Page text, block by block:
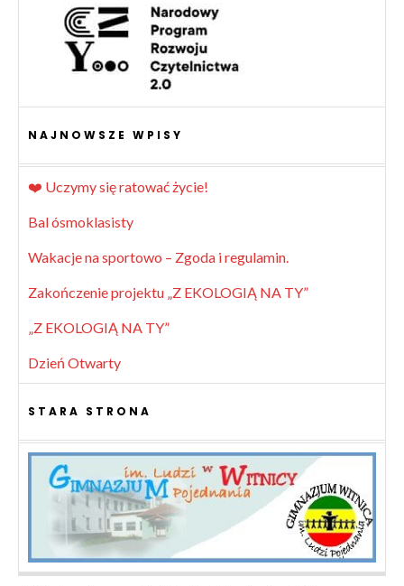
NAJNOWSZE WPISY
❤️ Uczymy się ratować życie!
Bal ósmoklasisty
Wakacje na sportowo – Zgoda i regulamin.
Zakończenie projektu „Z EKOLOGIĄ NA TY”
„Z EKOLOGIĄ NA TY”
Dzień Otwarty
STARA STRONA